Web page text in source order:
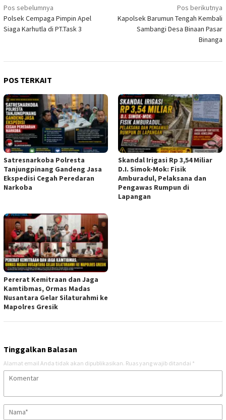
Navigasi
pos
Pos sebelumnya
Polsek Cempaga Pimpin Apel
Siaga Karhutla di PT.Task 3
Pos berikutnya
Kapolsek Barumun Tengah Kembali
Sambangi Desa Binaan Pasar
Binanga
POS TERKAIT
Satresnarkoba Polresta
Tanjungpinang Gandeng Jasa
Ekspedisi Cegah Peredaran
Narkoba
Skandal Irigasi Rp 3,54 Miliar
D.I. Simok-Mok: Fisik
Amburadul, Pelaksana dan
Pengawas Rumpun di
Lapangan
Pererat Kemitraan dan Jaga
Kamtibmas, Ormas Madas
Nusantara Gelar Silaturahmi ke
Mapolres Gresik
Tinggalkan Balasan
Alamat email Anda tidak akan dipublikasikan. Ruas yang wajib ditandai *